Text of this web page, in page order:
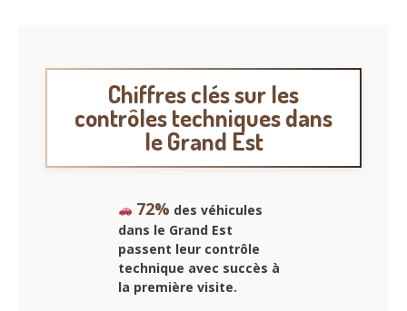
Chiffres clés sur les
contrôles techniques dans
le Grand Est
72% des véhicules
dans le Grand Est
passent leur contrôle
technique avec succès à
la première visite.